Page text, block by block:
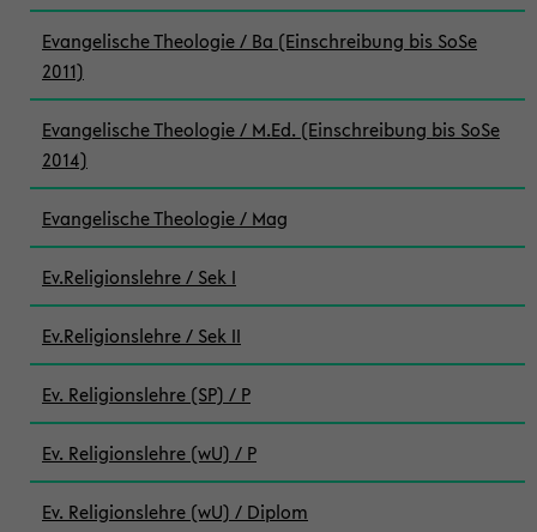
Evangelische Theologie / Ba (Einschreibung bis SoSe
2011)
Evangelische Theologie / M.Ed. (Einschreibung bis SoSe
2014)
Evangelische Theologie / Mag
Ev.Religionslehre / Sek I
Ev.Religionslehre / Sek II
Ev. Religionslehre (SP) / P
Ev. Religionslehre (wU) / P
Ev. Religionslehre (wU) / Diplom